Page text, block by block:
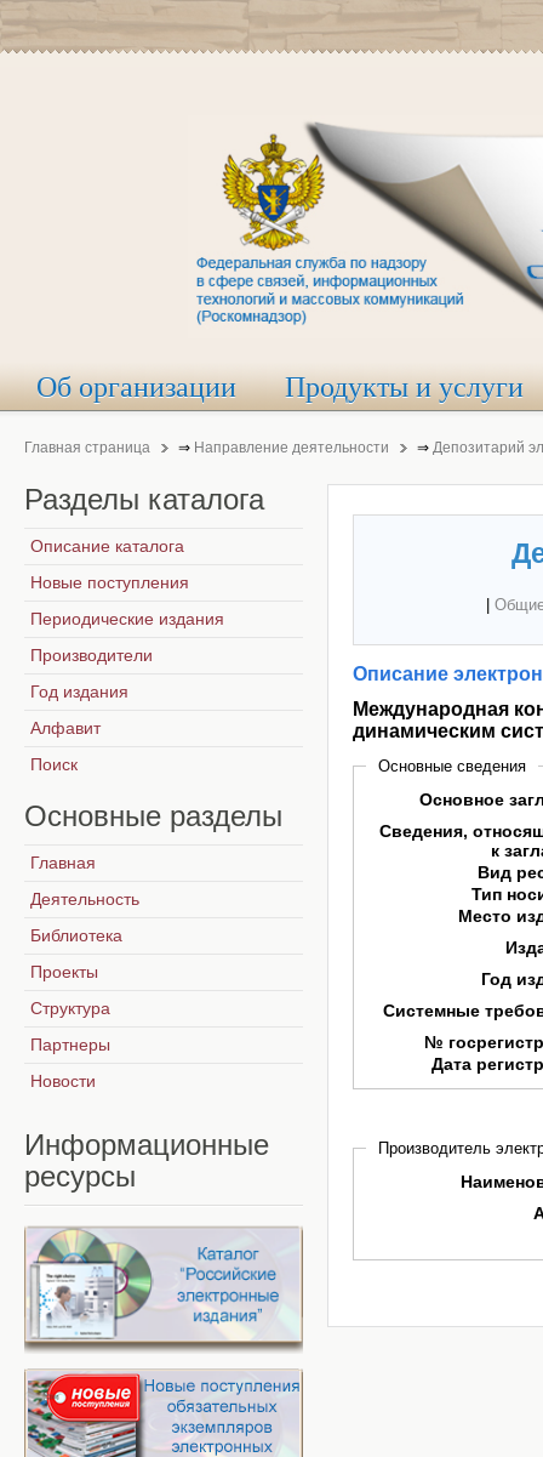
Об организации Продукты и услуги
Главная страница ⇒ Направление деятельности ⇒ Депозитарий
Описание
Международная
динамическим
Основные сведения
Основное
Сведения,
к
Вид
Тип
Место
Год
Системные
№
Дата
Производитель
Разделы каталога
Описание каталога
Новые поступления
Периодические издания
Производители
Год издания
Алфавит
Поиск
Основные разделы
Главная
Деятельность
Библиотека
Проекты
Структура
Партнеры
Новости
Информационные
ресурсы